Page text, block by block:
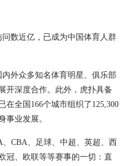
数近亿，已成为中国体育人群
外众多知名体育明星、俱乐部
开深度合作。此外，虎扑具备
在全国166个城市组织了125,300
事业发展。
CBA、足球、中超、英超、西
冠、欧联等等赛事的一切：直